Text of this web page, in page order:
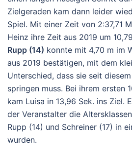
Zielgeraden kam dann leider
Spiel. Mit einer Zeit von 2:37,71
Heinz ihre Zeit aus 2019 um
Rupp (14) konnte mit 4,70 m im
aus 2019 bestätigen, mit dem
Unterschied, dass sie seit
springen muss. Bei ihrem ersten
kam Luisa in 13,96 Sek. ins Ziel.
der Veranstalter die
Rupp (14) und Schreiner (17) in
wurden.